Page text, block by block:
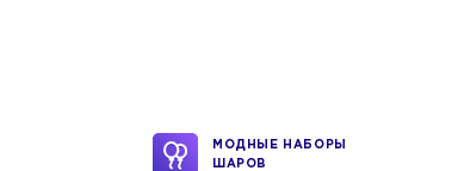
МОДНЫЕ НАБОРЫ
ШАРОВ